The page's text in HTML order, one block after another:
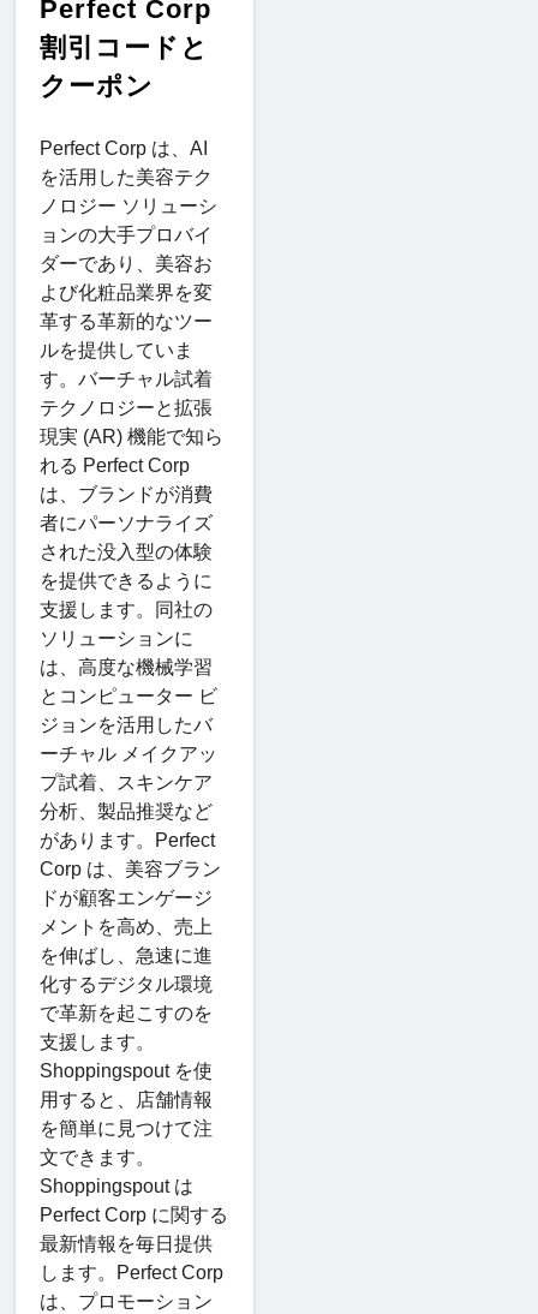
Perfect Corp
割引コードと
クーポン
Perfect Corp は、AI
を活用した美容テク
ノロジー ソリューシ
ョンの大手プロバイ
ダーであり、美容お
よび化粧品業界を変
革する革新的なツー
ルを提供していま
す。バーチャル試着
テクノロジーと拡張
現実 (AR) 機能で知ら
れる Perfect Corp
は、ブランドが消費
者にパーソナライズ
された没入型の体験
を提供できるように
支援します。同社の
ソリューションに
は、高度な機械学習
とコンピューター ビ
ジョンを活用したバ
ーチャル メイクアッ
プ試着、スキンケア
分析、製品推奨など
があります。Perfect
Corp は、美容ブラン
ドが顧客エンゲージ
メントを高め、売上
を伸ばし、急速に進
化するデジタル環境
で革新を起こすのを
支援します。
Shoppingspout を使
用すると、店舗情報
を簡単に見つけて注
文できます。
Shoppingspout は
Perfect Corp に関する
最新情報を毎日提供
します。Perfect Corp
は、プロモーション